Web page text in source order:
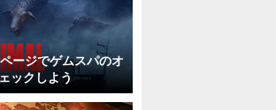
ージでゲムスパのオ
ックしよう